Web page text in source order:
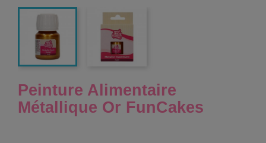
Peinture Alimentaire
Métallique Or FunCakes